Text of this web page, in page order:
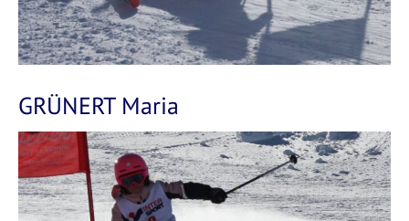
GRÜNERT Maria